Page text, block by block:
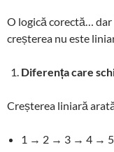
O logică corectă… dar
creșterea nu este
Diferența care
Creșterea liniară
1 → 2 → 3 → 4 → 5